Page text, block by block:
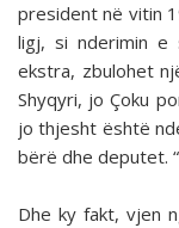
president në vitin
ligj, si nderimin e
ekstra, zbulohet
Shyqyri, jo Çoku
jo thjesht është
bërë dhe deputet.
Dhe ky fakt, vjen